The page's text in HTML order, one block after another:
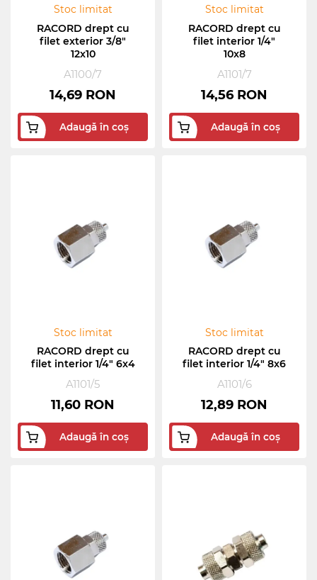
Stoc limitat
RACORD drept cu
filet exterior 3/8"
12x10
A1100/7
14,69 RON
Adaugă în coș
Stoc limitat
RACORD drept cu
filet interior 1/4"
10x8
A1101/7
14,56 RON
Adaugă în coș
Stoc limitat
RACORD drept cu
filet interior 1/4" 6x4
A1101/5
11,60 RON
Adaugă în coș
Stoc limitat
RACORD drept cu
filet interior 1/4" 8x6
A1101/6
12,89 RON
Adaugă în coș